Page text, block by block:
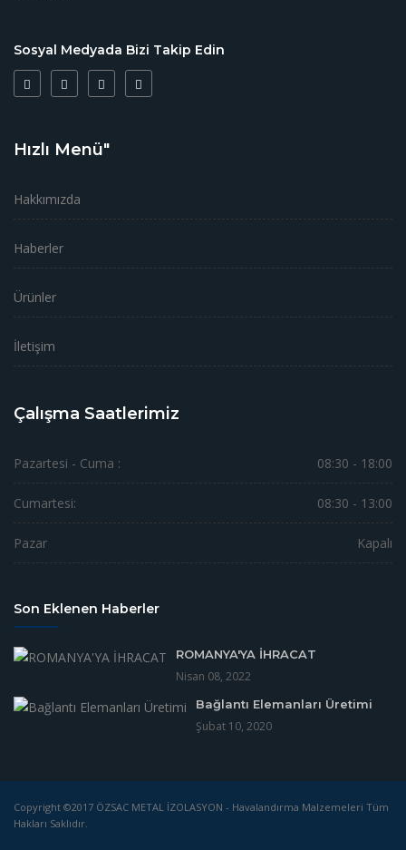
Sosyal Medyada Bizi Takip Edin
Hızlı Menü"
Hakkımızda
Haberler
Ürünler
İletişim
Çalışma Saatlerimiz
Pazartesi - Cuma : 08:30 - 18:00
Cumartesi: 08:30 - 13:00
Pazar Kapalı
Son Eklenen Haberler
ROMANYA'YA İHRACAT
Nisan 08, 2022
Bağlantı Elemanları Üretimi
Şubat 10, 2020
Copyright ©2017 ÖZSAC METAL İZOLASYON - Havalandırma Malzemeleri Tüm
Hakları Saklıdır.